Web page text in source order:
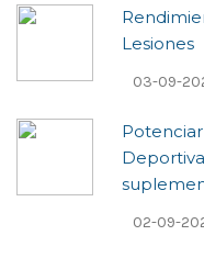
Lesiones
03-09-
02-09-